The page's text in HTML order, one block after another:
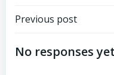
Post
navigation
Previous post
No responses yet